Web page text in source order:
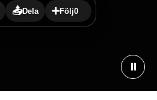
📤Dela ➕Följ0
⏸